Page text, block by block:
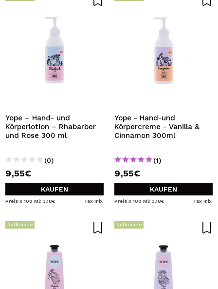
Yope – Hand- und
Körperlotion – Rhabarber
und Rose 300 ml
(0)
9,55€
KAUFEN
Preis x 100 Ml: 3,18€ Tax Inb.
Yope - Hand-und
Körpercreme - Vanilla &
Cinnamon 300ml
(1)
9,55€
KAUFEN
Preis x 100 Ml: 3,18€ Tax Inb.
Natürliche Natürliche